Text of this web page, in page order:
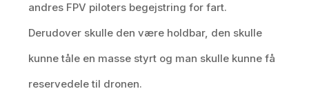
andres FPV piloters begejstring for fart.
Derudover skulle den være holdbar, den skulle
kunne tåle en masse styrt og man skulle kunne få
reservedele til dronen.